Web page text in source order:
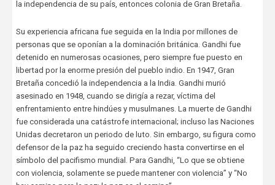
la independencia de su país, entonces colonia de Gran Bretaña.
Su experiencia africana fue seguida en la India por millones de
personas que se oponían a la dominación británica. Gandhi fue
detenido en numerosas ocasiones, pero siempre fue puesto en
libertad por la enorme presión del pueblo indio. En 1947, Gran
Bretaña concedió la independencia a la India. Gandhi murió
asesinado en 1948, cuando se dirigía a rezar, víctima del
enfrentamiento entre hindúes y musulmanes. La muerte de Gandhi
fue considerada una catástrofe internacional; incluso las Naciones
Unidas decretaron un periodo de luto. Sin embargo, su figura como
defensor de la paz ha seguido creciendo hasta convertirse en el
símbolo del pacifismo mundial. Para Gandhi, “Lo que se obtiene
con violencia, solamente se puede mantener con violencia” y “No